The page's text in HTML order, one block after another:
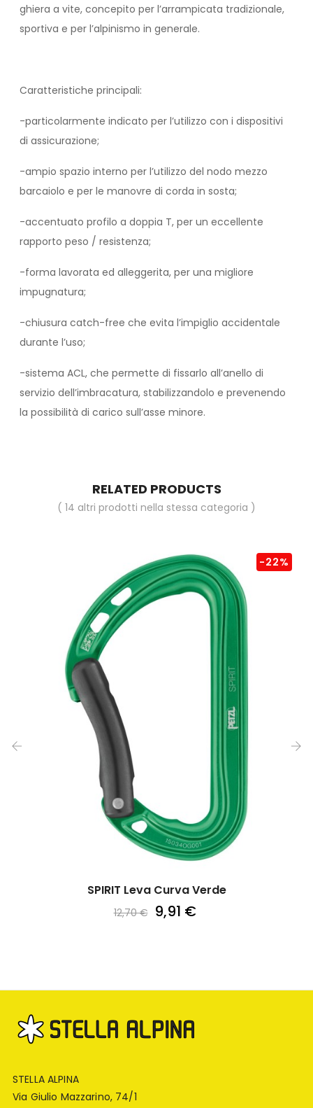
ghiera a vite, concepito per l’arrampicata tradizionale,
sportiva e per l’alpinismo in generale.
Caratteristiche principali:
-particolarmente indicato per l’utilizzo con i dispositivi
di assicurazione;
-ampio spazio interno per l’utilizzo del nodo mezzo
barcaiolo e per le manovre di corda in sosta;
-accentuato profilo a doppia T, per un eccellente
rapporto peso / resistenza;
-forma lavorata ed alleggerita, per una migliore
impugnatura;
-chiusura catch-free che evita l’impiglio accidentale
durante l’uso;
-sistema ACL, che permette di fissarlo all’anello di
servizio dell’imbracatura, stabilizzandolo e prevenendo
la possibilità di carico sull’asse minore.
RELATED PRODUCTS
( 14 altri prodotti nella stessa categoria )
SPIRIT Leva Curva Verde
12,70 €
-22%
9,91 €
STELLA ALPINA
Via Giulio Mazzarino, 74/1